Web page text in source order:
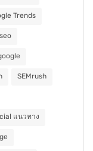
Trends
SEMrush
แนวทาง